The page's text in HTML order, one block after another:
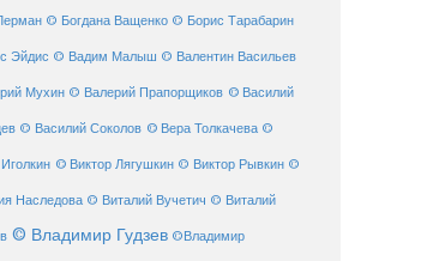
© Богдана Ващенко © Борис Тарабарин
Эйдис © Вадим Малыш © Валентин Васильев
Мухин © Валерий Прапорщиков © Василий
© Василий Соколов © Вера Толкачева ©
© Виктор Лягушкин © Виктор Рывкин ©
Наследова © Виталий Вучетич © Виталий
© Владимир Гудзев ©Владимир